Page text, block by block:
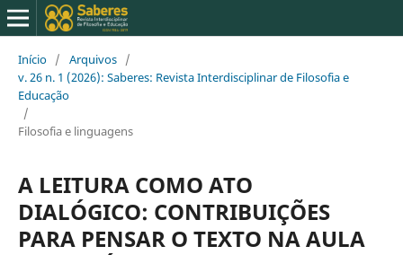
Início / Arquivos /
v. 26 n. 1 (2026): Saberes: Revista Interdisciplinar de Filosofia e
Educação
/
Filosofia e linguagens
A LEITURA COMO ATO
DIALÓGICO: CONTRIBUIÇÕES
PARA PENSAR O TEXTO NA AULA